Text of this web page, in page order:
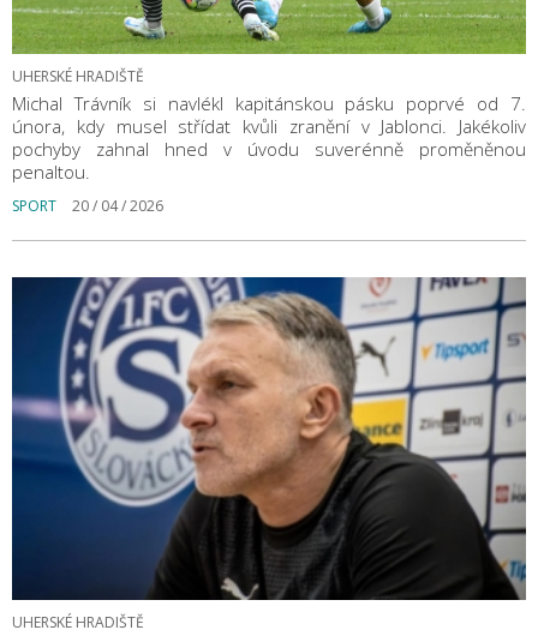
UHERSKÉ HRADIŠTĚ
Michal Trávník si navlékl kapitánskou pásku poprvé od 7.
února, kdy musel střídat kvůli zranění v Jablonci. Jakékoliv
pochyby zahnal hned v úvodu suverénně proměněnou
penaltou.
SPORT 20 / 04 / 2026
UHERSKÉ HRADIŠTĚ